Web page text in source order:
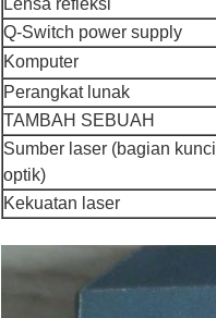
Lensa refleksi
Q-Switch power supply
Komputer
Perangkat lunak
TAMBAH SEBUAH
Sumber laser (bagian kunci
optik)
Kekuatan laser